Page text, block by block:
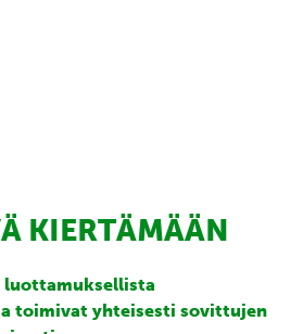
KIERTÄMÄÄN
luottamuksellista
toimivat yhteisesti sovittujen